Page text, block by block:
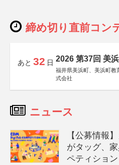
締め切り直前コン
あと 32 日 2026 第37回 美
福井県美浜町、美浜町教
式会社
ニュース
【公募情報
がタッグ、
ペティショ